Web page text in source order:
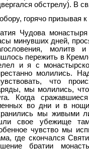
обстрелу). В
горячо призывая
Чудова
минувших дней,
молитв
пережить в
и я с
молились.
что
мы молились,
Когда
во дни и в
мы живыми
свое убежище
чувство мы
где скончался
братии